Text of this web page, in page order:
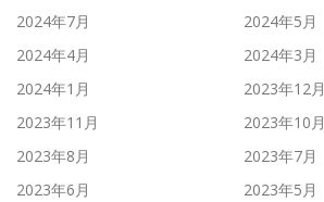
2024年7月
2024年5月
2024年4月
2024年3月
2024年1月
2023年12月
2023年11月
2023年10月
2023年8月
2023年7月
2023年6月
2023年5月